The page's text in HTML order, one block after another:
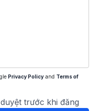
Privacy Policy and Terms of
trước khi đăng